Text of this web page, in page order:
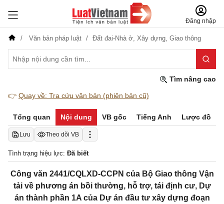
Đăng nhập
Văn bản pháp luật Đất đai-Nhà ở, Xây dựng, Giao thông
Tìm nâng cao
👉 Quay về: Tra cứu văn bản (phiên bản cũ)
Tổng quan Nội dung VB gốc Tiếng Anh Lược đồ
Lưu Theo dõi VB
Tình trạng hiệu lực: Đã biết
Công văn 2441/CQLXD-CCPN của Bộ Giao thông Vận
tải về phương án bồi thường, hỗ trợ, tái định cư, Dự
án thành phần 1A của Dự án đầu tư xây dựng đoạn